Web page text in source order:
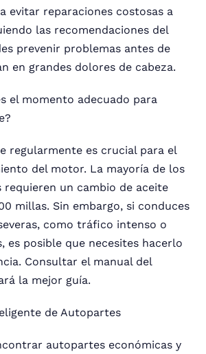
evitar reparaciones costosas a
las recomendaciones del
prevenir problemas antes de
en grandes dolores de cabeza.
el momento adecuado para
regularmente es crucial para el
del motor. La mayoría de los
requieren un cambio de aceite
millas. Sin embargo, si conduces
como tráfico intenso o
es posible que necesites hacerlo
Consultar el manual del
la mejor guía.
de Autopartes
autopartes económicas y